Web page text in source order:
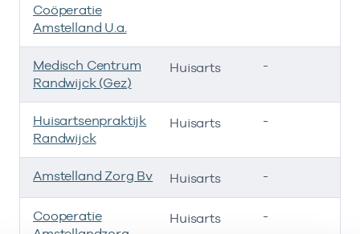
Coöperatie
Amstelland U.a.
Medisch Centrum
Randwijck (Gez)
Huisarts -
Huisartsenpraktijk
Randwijck
Huisarts -
Amstelland Zorg Bv Huisarts -
Cooperatie
Huisarts -